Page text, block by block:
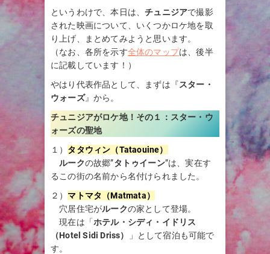
というわけで、本日は、チュニジアで撮影
された映画について、いくつかロケ地を取
り上げ、まとめてみようと思います。
（なお、各所を示す全体のマップは、後半
に記載しています！）
やはり代表作品として、まずは『スター・
ウォーズ』から。
チュニジアがロケ地！その１： スター・ウ
ォーズの聖地
１） タタウィン（Tataouine）
ルークの故郷”タトゥイーン”は、実在す
るこの街の名前から名付けられました。
２） マトマタ（Matmata）
穴居住宅がルークの家として登場。
現在は「ホテル・シディ・イドリス
（Hotel Sidi Driss）
」として宿泊も可能で
す。